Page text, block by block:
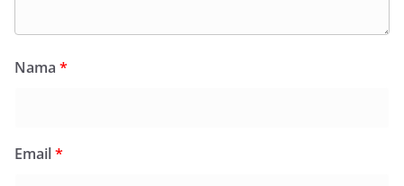
Nama *
Email*